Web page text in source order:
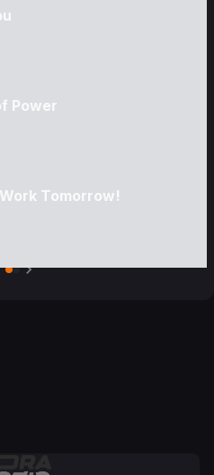
Power
Tomorrow!